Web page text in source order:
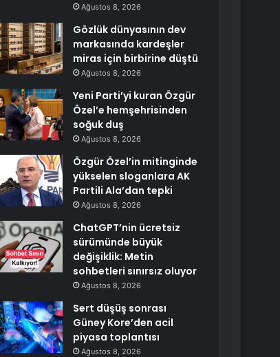
Ağustos 8, 2026
Gözlük dünyasının dev
markasında kardeşler
miras için birbirine düştü
Ağustos 8, 2026
Yeni Parti’yi kuran Özgür
Özel’e hemşehrisinden
soğuk duş
Ağustos 8, 2026
Özgür Özel’in mitinginde
yükselen sloganlara AK
Partili Ala’dan tepki
Ağustos 8, 2026
ChatGPT’nin ücretsiz
sürümünde büyük
değişiklik: Metin
sohbetleri sınırsız oluyor
Ağustos 8, 2026
Sert düşüş sonrası
Güney Kore’den acil
piyasa toplantısı
Ağustos 8, 2026